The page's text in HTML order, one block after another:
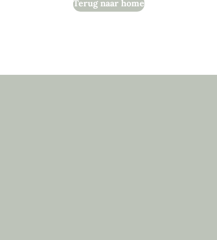
Evenementen
Boeken
Terug naar home